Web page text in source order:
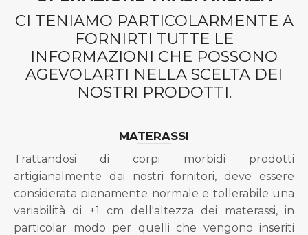
CI TENIAMO PARTICOLARMENTE A
FORNIRTI TUTTE LE
INFORMAZIONI CHE POSSONO
AGEVOLARTI NELLA SCELTA DEI
NOSTRI PRODOTTI.
MATERASSI
Trattandosi di corpi morbidi prodotti
artigianalmente dai nostri fornitori, deve essere
considerata pienamente normale e tollerabile una
variabilità di ±1 cm dell'altezza dei materassi, in
particolar modo per quelli che vengono inseriti